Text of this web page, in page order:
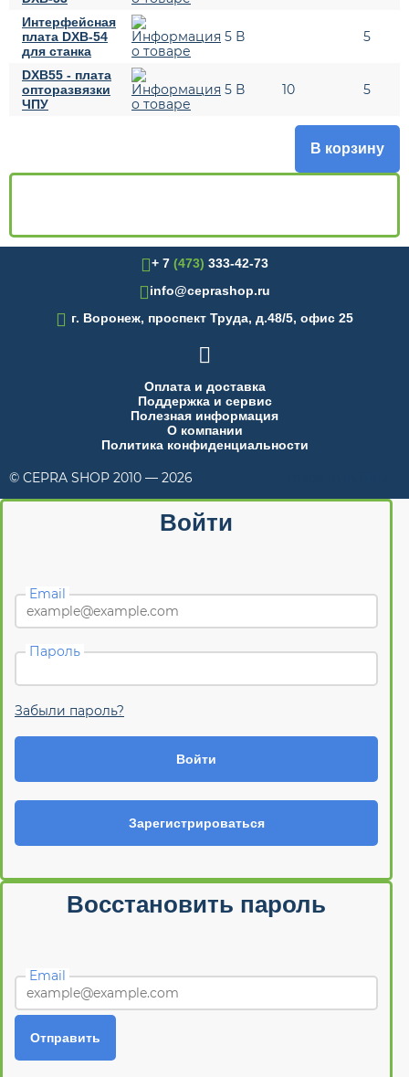
Интерфейсная
плата DXB-54
для станка
5 В 5
DXB55 - плата
опторазвязки
ЧПУ
5 В 10 5
В корзину
+ 7 (473) 333-42-73
info@ceprashop.ru
 г. Воронеж, проспект Труда, д.48/5, офис 25

Оплата и доставка
Поддержка и сервис
Полезная информация
О компании
Политика конфиденциальности
© CEPRA SHOP 2010 — 2026
Войти
Email
Пароль
Забыли пароль?
Войти
Зарегистрироваться
Восстановить пароль
Email
Отправить